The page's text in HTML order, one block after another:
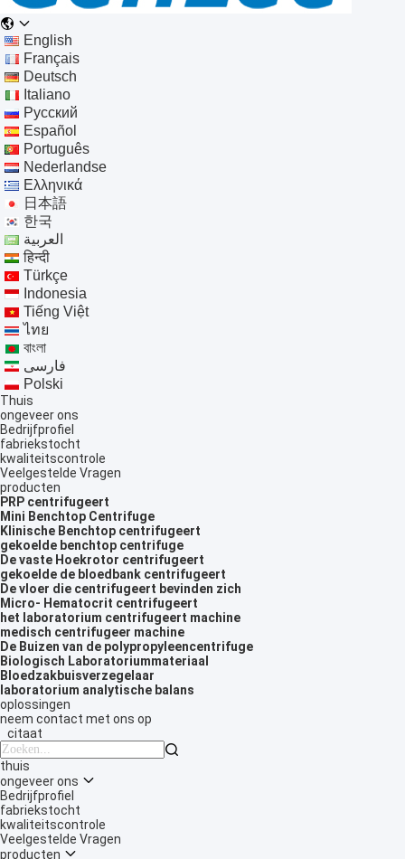
English
Français
Deutsch
Italiano
Русский
Español
Português
Nederlandse
Ελληνικά
日本語
한국
العربية
हिन्दी
Türkçe
Indonesia
Tiếng Việt
ไทย
বাংলা
فارسی
Polski
Thuis
ongeveer ons
Bedrijfprofiel
fabriekstocht
kwaliteitscontrole
Veelgestelde Vragen
producten
PRP centrifugeert
Mini Benchtop Centrifuge
Klinische Benchtop centrifugeert
gekoelde benchtop centrifuge
De vaste Hoekrotor centrifugeert
gekoelde de bloedbank centrifugeert
De vloer die centrifugeert bevinden zich
Micro- Hematocrit centrifugeert
het laboratorium centrifugeert machine
medisch centrifugeer machine
De Buizen van de polypropyleencentrifuge
Biologisch Laboratoriummateriaal
Bloedzakbuisverzegelaar
laboratorium analytische balans
oplossingen
neem contact met ons op
citaat

thuis
ongeveer ons
Bedrijfprofiel
fabriekstocht
kwaliteitscontrole
Veelgestelde Vragen
producten